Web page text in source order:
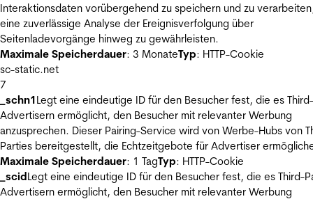
Interaktionsdaten vorübergehend zu speichern und zu
eine zuverlässige Analyse der Ereignisverfolgung über
Seitenladevorgänge hinweg zu gewährleisten.
Maximale Speicherdauer: 3 MonateTyp: HTTP-Cookie
sc-static.net
7
_schn1Legt eine eindeutige ID für den Besucher fest, die es
Advertisern ermöglicht, den Besucher mit relevanter Werbung
anzusprechen. Dieser Pairing-Service wird von Werbe-Hubs von
Parties bereitgestellt, die Echtzeitgebote für Advertiser
Maximale Speicherdauer: 1 TagTyp: HTTP-Cookie
_scidLegt eine eindeutige ID für den Besucher fest, die es Third-
Advertisern ermöglicht, den Besucher mit relevanter Werbung